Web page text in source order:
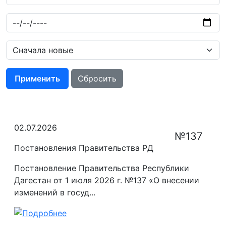
Применить Сбросить
02.07.2026
Постановления Правительства РД
№137
Постановление Правительства Республики
Дагестан от 1 июля 2026 г. №137 «О внесении
изменений в госуд...